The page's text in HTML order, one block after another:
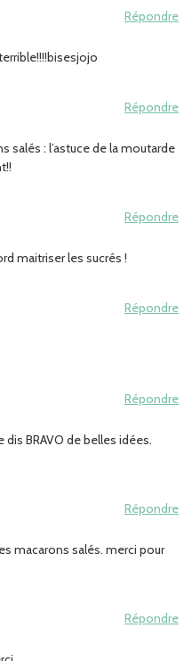
Répondre
Répondre
salés : l’astuce de la moutarde
Répondre
maitriser les sucrés !
Répondre
Répondre
BRAVO de belles idées.
Répondre
macarons salés. merci pour
Répondre